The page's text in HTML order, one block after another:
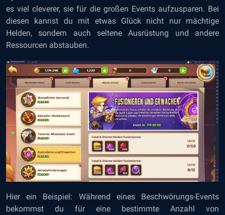
es viel cleverer, sie für die großen Events aufzusparen. Bei
diesen kannst du mit etwas Glück nicht nur mächtige
Helden, sondern auch seltene Ausrüstung und andere
Ressourcen abstauben.
Hier ein Beispiel: Während eines Beschwörungs-Events
bekommst du für eine bestimmte Anzahl von